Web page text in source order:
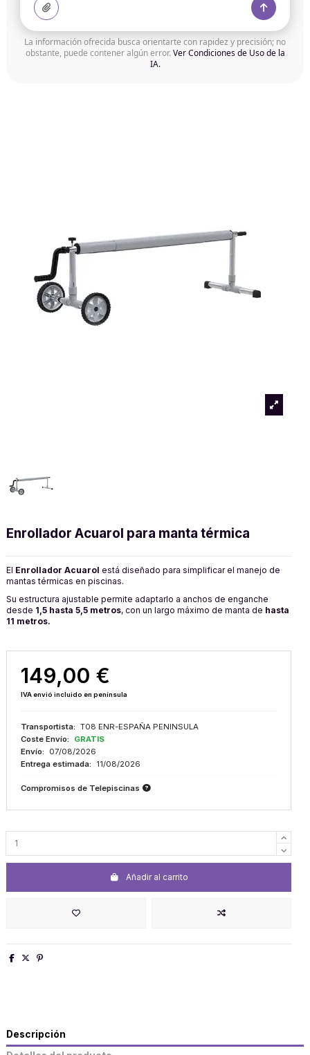
Enrollador Acuarol para manta térmica
El Enrollador Acuarol está diseñado para simplificar el manejo de
mantas térmicas en piscinas.
Su estructura ajustable permite adaptarlo a anchos de enganche
desde 1,5 hasta 5,5 metros, con un largo máximo de manta de hasta
11 metros.
149,00 €
IVA envió incluido en península
Transportista: T08 ENR-ESPAÑA PENINSULA
Coste Envío:
GRATIS
Envío:
07/08/2026
Entrega estimada:
11/08/2026
Compromisos de Telepiscinas
Añadir al carrito
La información ofrecida busca orientarte con rapidez y precisión; no
obstante, puede contener algún error.Ver Condiciones de Uso de la
IA.
Descripción